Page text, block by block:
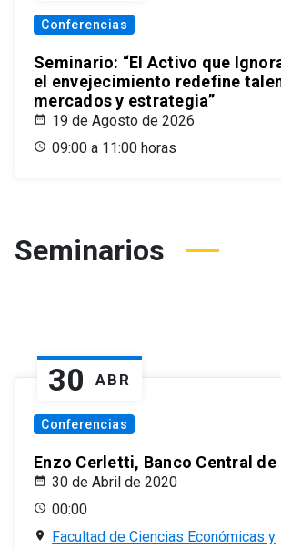
Conferencias
Seminario: “El Activo que
el envejecimiento redefine
mercados y estrategia”
19 de Agosto de 2026
09:00 a 11:00 horas
Seminarios
30 ABR
Conferencias
Enzo Cerletti, Banco Central de
30 de Abril de 2020
00:00
Facultad de Ciencias Económicas y